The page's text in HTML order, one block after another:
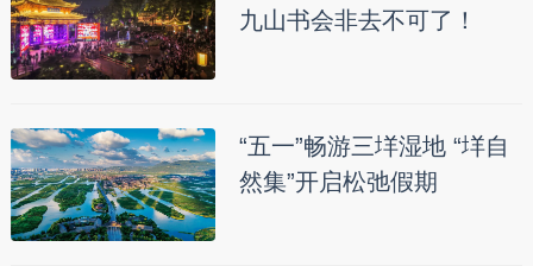
九山书会非去不可了！
“五一”畅游三垟湿地 “垟自
然集”开启松弛假期